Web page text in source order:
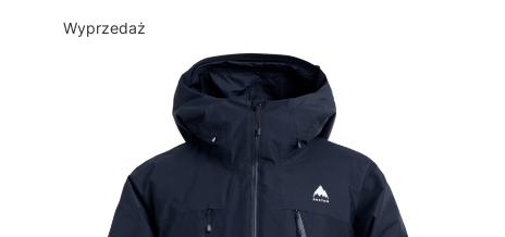
Wyprzedaż